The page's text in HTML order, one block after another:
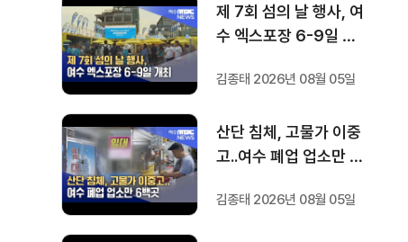
제 7회 섬의 날 행사, 여
수 엑스포장 6-9일 개
김종태 2026년 08월 05일
산단 침체, 고물가 이중
고..여수 폐업 업소만 6
김종태 2026년 08월 05일